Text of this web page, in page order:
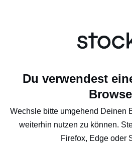
Du verwendest
Wechsle bitte umgehend Deinen
weiterhin nutzen zu können.
Firefox, Edge oder